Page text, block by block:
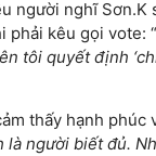
người nghĩ Sơn.K
phải kêu gọi vote: “
tôi quyết định
thấy hạnh phúc
là người biết đủ.